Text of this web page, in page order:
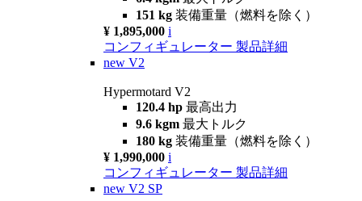
151 kg 装備重量（燃料を除く）
¥ 1,895,000 i
コンフィギュレーター 製品詳細
new V2
Hypermotard V2
120.4 hp 最高出力
9.6 kgm 最大トルク
180 kg 装備重量（燃料を除く）
¥ 1,990,000 i
コンフィギュレーター 製品詳細
new V2 SP